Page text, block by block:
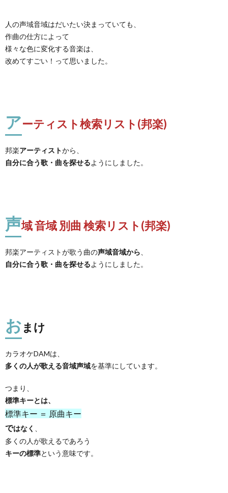
人の声域音域はだいたい決まっていても、
作曲の仕方によって
様々な色に変化する音楽は、
改めてすごい！って思いました。
アーティスト検索リスト(邦楽)
邦楽アーティストから、
自分に合う歌・曲を探せるようにしました。
声域 音域 別曲 検索リスト(邦楽)
邦楽アーティストが歌う曲の声域音域から
自分に合う歌・曲を探せるようにしました。
おまけ
カラオケDAMは、
多くの人が歌える音域声域を基準にしています。
つまり、
標準キーとは、
標準キー ＝ 原曲キー
ではなく
多くの人が歌えるであろう
キーの標準という意味です。